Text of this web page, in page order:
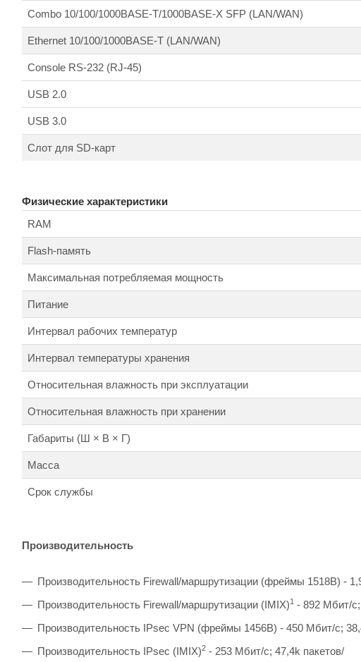
Combo 10/100/1000BASE-T/1000BASE-X SFP (LAN/WAN)
Ethernet 10/100/1000BASE-T (LAN/WAN)
Console RS-232 (RJ-45)
USB 2.0
USB 3.0
Слот для SD-карт
Физические характеристики
RAM
Flash-память
Максимальная потребляемая мощность
Питание
Интервал рабочих температур
Интервал температуры хранения
Относительная влажность при эксплуатации
Относительная влажность при хранении
Габариты (Ш × В × Г)
Масса
Cрок службы
Производительность
Производительность Firewall/маршрутизации (фреймы 1518B) -
Производительность Firewall/маршрутизации (IMIX)1 - 892 Мбит/с;
Производительность IPsec VPN (фреймы 1456B) - 450 Мбит/с;
Производительность IPsec (IMIX)2 - 253 Мбит/с; 47,4k пакетов/